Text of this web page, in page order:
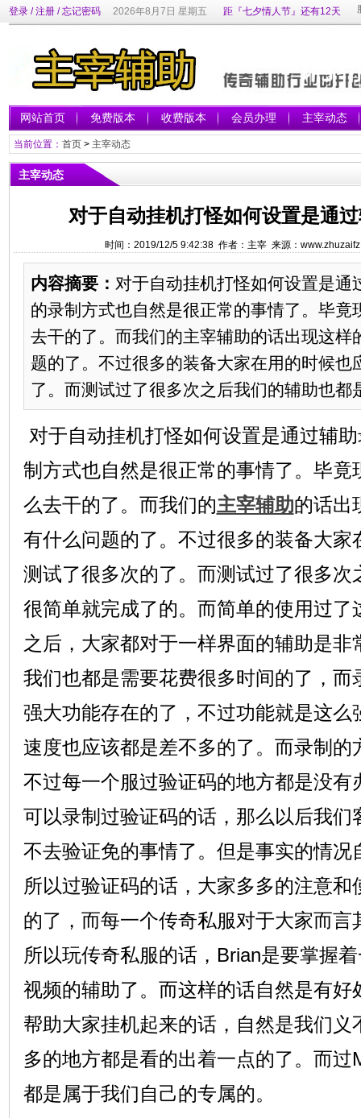
登录/注册/忘记密码 2026年8月7日 星期五 距『七夕情人节』还有12天
网站首页 免费版本 收费版本 会员办理 主宰动态
当前位置： 首页> 主宰动态
主宰动态
对于自动挂机打怪如何设置是通
时间：2019/12/5 9:42:38 作者：主宰 来源：
内容摘要： 对于自动挂机打怪如何设置是通
的录制方式也自然是很正常的事情了。毕竟
去干的了。而我们的主宰辅助的话出现这样
题的了。不过很多的装备大家在用的时候也
了。而测试过了很多次之后我们的辅助也都
对于自动挂机打怪如何设置是通过辅
制方式也自然是很正常的事情了。毕竟
么去干的了。而我们的主宰辅助的话出
有什么问题的了。不过很多的装备大家
测试了很多次的了。而测试过了很多次
很简单就完成了的。而简单的使用过了
之后，大家都对于一样界面的辅助是非
我们也都是需要花费很多时间的了，而
强大功能存在的了，不过功能就是这么
速度也应该都是差不多的了。而录制的
不过每一个服过验证码的地方都是没有
可以录制过验证码的话，那么以后我们
不去验证免的事情了。但是事实的情况
所以过验证码的话，大家多多的注意和
的了，而每一个传奇私服对于大家而言
所以玩传奇私服的话，Brian是要掌握
视频的辅助了。而这样的话自然是有好
帮助大家挂机起来的话，自然是我们义
多的地方都是看的出着一点的了。而过
都是属于我们自己的专属的。